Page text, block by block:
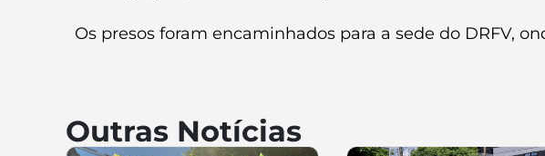
Os presos foram encaminhados para a sede do DRFV,
Outras Notícias